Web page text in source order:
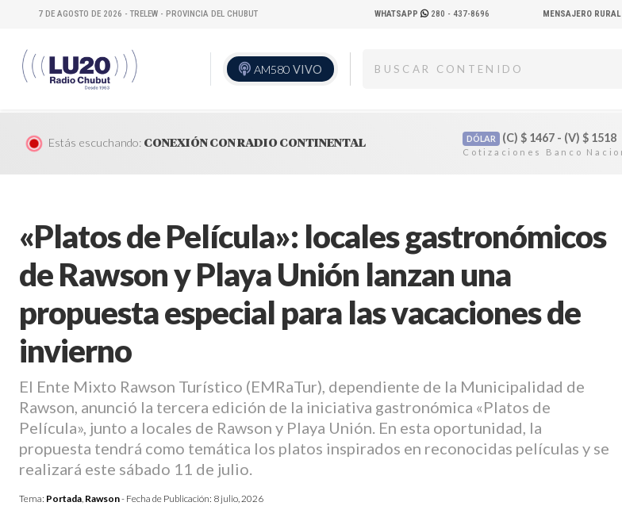
7 DE AGOSTO DE 2026 - TRELEW - PROVINCIA DEL CHUBUT WHATSAPP 280 - 437-8696 MENSAJERO RURAL
AM580 VIVO
Estás escuchando: CONEXIÓN CON RADIO CONTINENTAL DÓLAR (C) $1467 - (V) $1518
«Platos de Película»: locales gastronómicos
de Rawson y Playa Unión lanzan una
propuesta especial para las vacaciones de
invierno
El Ente Mixto Rawson Turístico (EMRaTur), dependiente de la Municipalidad de
Rawson, anunció la tercera edición de la iniciativa gastronómica «Platos de
Película», junto a locales de Rawson y Playa Unión. En esta oportunidad, la
propuesta tendrá como temática los platos inspirados en reconocidas películas y se
realizará este sábado 11 de julio.
Tema: Portada, Rawson- Fecha de Publicación: 8 julio, 2026